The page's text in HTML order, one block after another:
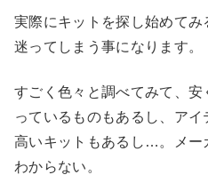
実際にキットを探し始めて
迷ってしまう事になります。
すごく色々と調べてみて、安
っているものもあるし、ア
高いキットもあるし…。メー
わからない。